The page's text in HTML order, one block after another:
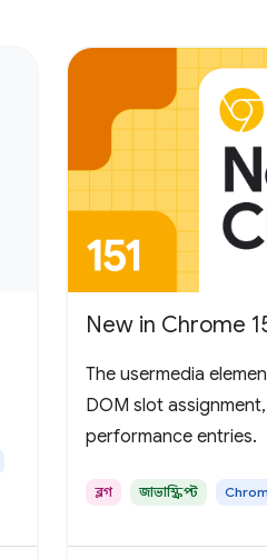
New in Chrome
The usermedia
DOM slot
performance entries.
ব্লগ জাভাস্ক্রিপ্ট